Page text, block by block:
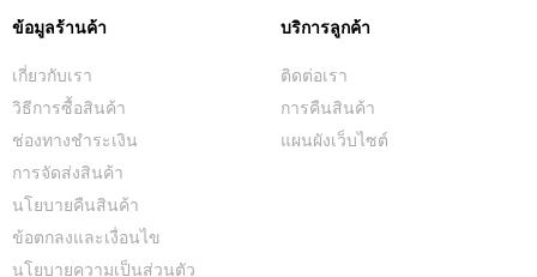
ข้อมูลร้านค้า
เกี่ยวกับเรา
วิธีการซื้อสินค้า
ช่องทางชำระเงิน
การจัดส่งสินค้า
นโยบายคืนสินค้า
ข้อตกลงและเงื่อนไข
นโยบายความเป็นส่วนตัว
บริการลูกค้า
ติดต่อเรา
การคืนสินค้า
แผนผังเว็บไซต์